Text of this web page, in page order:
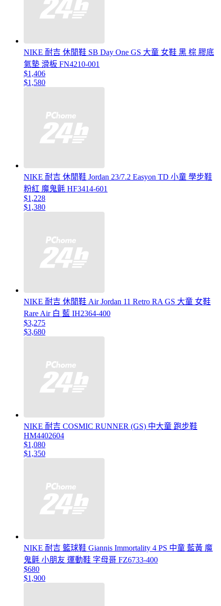
NIKE 耐吉 休閒鞋 SB Day One GS 大童 女鞋 黑 棕 膠底
氣墊 滑板 FN4210-001
$1,406
$1,580
NIKE 耐吉 休閒鞋 Jordan 23/7.2 Easyon TD 小童 學步鞋
粉紅 魔鬼氈 HF3414-601
$1,228
$1,380
NIKE 耐吉 休閒鞋 Air Jordan 11 Retro RA GS 大童 女鞋
Rare Air 白 藍 IH2364-400
$3,275
$3,680
NIKE 耐吉 COSMIC RUNNER (GS) 中大童 跑步鞋
HM4402604
$1,080
$1,350
NIKE 耐吉 籃球鞋 Giannis Immortality 4 PS 中童 藍黃 魔
鬼氈 小朋友 運動鞋 字母哥 FZ6733-400
$680
$1,900